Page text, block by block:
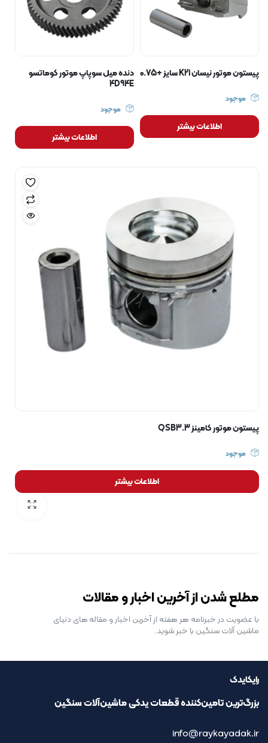
پیستون موتور نیسان K21 سایز +0.75
موجود
اطلاعات بیشتر
دنده میل سوپاپ موتور کوماتسو
4D94E
موجود
اطلاعات بیشتر
پیستون موتور کامینز QSB3.3
موجود
اطلاعات بیشتر
مطلع شدن از آخرین اخبار و مقالات
با عضویت در خبرنامه هر هفته از آخرین اخبار و مقاله های دنیای
ماشین آلات سنگین با خبر شوید.
رایکایدک
بزرگ‌ترین تامین‌کننده قطعات یدکی ماشین‌آلات سنگین
info@raykayadak.ir